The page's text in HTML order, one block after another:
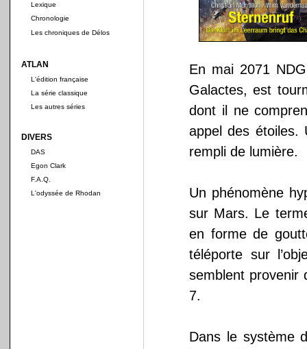
Lexique
Chronologie
Les chroniques de Délos
ATLAN
L'édition française
La série classique
Les autres séries
DIVERS
DAS
Egon Clark
F.A.Q.
L'odyssée de Rhodan
En mai 2071
Galactes, est
dont il ne
appel des étoiles.
rempli de lumière.
Un phénomène
sur Mars. Le
en forme de
téléporte sur
semblent provenir
7.
Dans le système